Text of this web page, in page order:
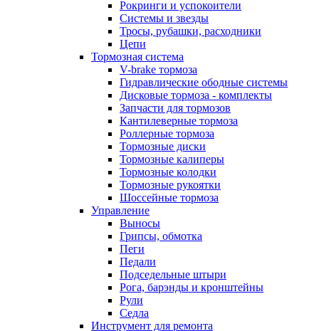
Рокринги и успокоители
Системы и звезды
Тросы, рубашки, расходники
Цепи
Тормозная система
V-brake тормоза
Гидравлические ободные системы
Дисковые тормоза - комплекты
Запчасти для тормозов
Кантилеверные тормоза
Роллерные тормоза
Тормозные диски
Тормозные калиперы
Тормозные колодки
Тормозные рукоятки
Шоссейные тормоза
Управление
Выносы
Грипсы, обмотка
Пеги
Педали
Подседельные штыри
Рога, барэнды и кронштейны
Рули
Седла
Инструмент для ремонта